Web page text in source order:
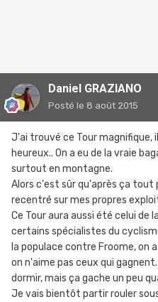
Daniel GRAZIANO
Posté le 8 août 2015
J'ai trouvé ce Tour magnifique,
heureux.. On a eu de la vraie
surtout en montagne.
Alors c'est sûr qu'après ça tout
recentré sur mes propres
Ce Tour aura aussi été celui de
certains spécialistes du
la populace contre Froome, on
on n'aime pas ceux qui
dormir, mais ça gache un peu
Je vais bientôt partir rouler